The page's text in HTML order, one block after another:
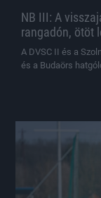
NB III: A
rangadón, ötöt
A DVSC II és a
és a Budaörs